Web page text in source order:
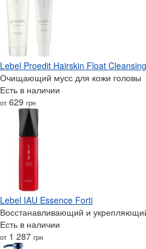
Lebel Proedit Hairskin Float Cleansing
Очищающий мусс для кожи головы
Есть в наличии
от 629 грн
Lebel IAU Essence Forti
Восстанавливающий и
Есть в наличии
от 1 287 грн